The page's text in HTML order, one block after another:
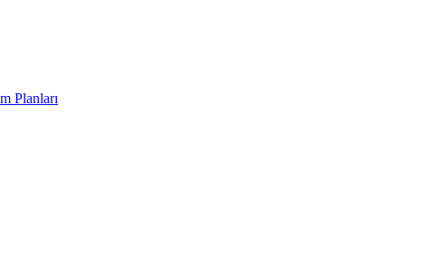
Planları